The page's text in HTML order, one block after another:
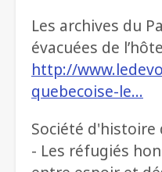
Les archives du
évacuées de
http://
quebecoise-le…
Société d'histoire
- Les réfugiés